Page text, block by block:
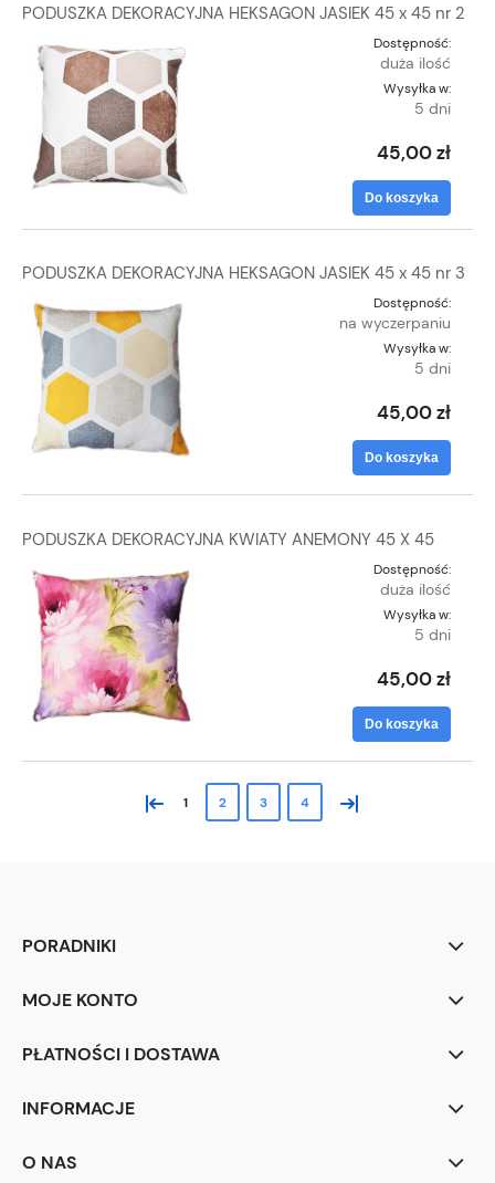
PODUSZKA DEKORACYJNA HEKSAGON JASIEK 45 x 45 nr 2
Dostępność:
duża ilość
Wysyłka w:
5 dni
45,00 zł
Do koszyka
PODUSZKA DEKORACYJNA HEKSAGON JASIEK 45 x 45 nr 3
Dostępność:
na wyczerpaniu
Wysyłka w:
5 dni
45,00 zł
Do koszyka
PODUSZKA DEKORACYJNA KWIATY ANEMONY 45 X 45
Dostępność:
duża ilość
Wysyłka w:
5 dni
45,00 zł
Do koszyka
« 1 2 3 4 »
PORADNIKI
MOJE KONTO
PŁATNOŚCI I DOSTAWA
INFORMACJE
O NAS